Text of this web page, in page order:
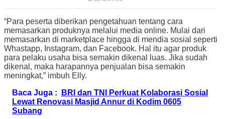
“Para peserta diberikan pengetahuan tentang cara
memasarkan produknya melalui media online. Mulai dari
memasarkan di marketplace hingga di mendia sosial seperti
Whastapp, Instagram, dan Facebook. Hal itu agar produk
para pelaku usaha bisa semakin dikenal luas. Jika sudah
dikenal, maka harapannya penjualan bisa semakin
meningkat,” imbuh Elly.
Baca Juga :
BRI dan TNI Perkuat Kolaborasi Sosial
Lewat Renovasi Masjid Annur di Kodim 0605
Subang